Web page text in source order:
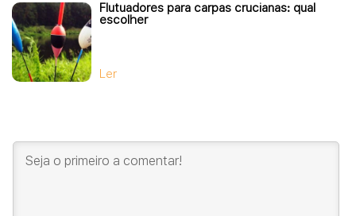
Flutuadores para carpas crucianas: qual
escolher
Ler